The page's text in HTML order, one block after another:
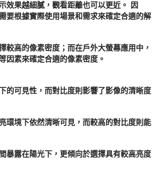
效果越細膩，觀看距離也可以更近。 因
要根據實際使用場景和需求來確定合適的解
較高的像素密度；而在戶外大螢幕應用中，
因素來確定合適的像素密度。
的可見性，而對比度則影響了影像的清晰度
環境下依然清晰可見，而較高的對比度則能
暴露在陽光下，更傾向於選擇具有較高亮度